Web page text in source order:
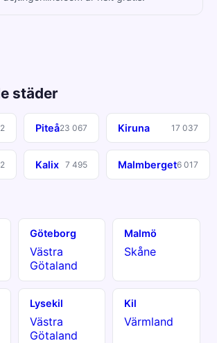
städer
Piteå23 067 Kiruna 17 037
Kalix 7 495 Malmberget6 017
Göteborg
Västra
Götaland
Malmö
Skåne
Lysekil
Västra
Götaland
Kil
Värmland